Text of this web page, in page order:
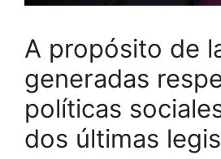
A propósito de
generadas
políticas
dos últimas